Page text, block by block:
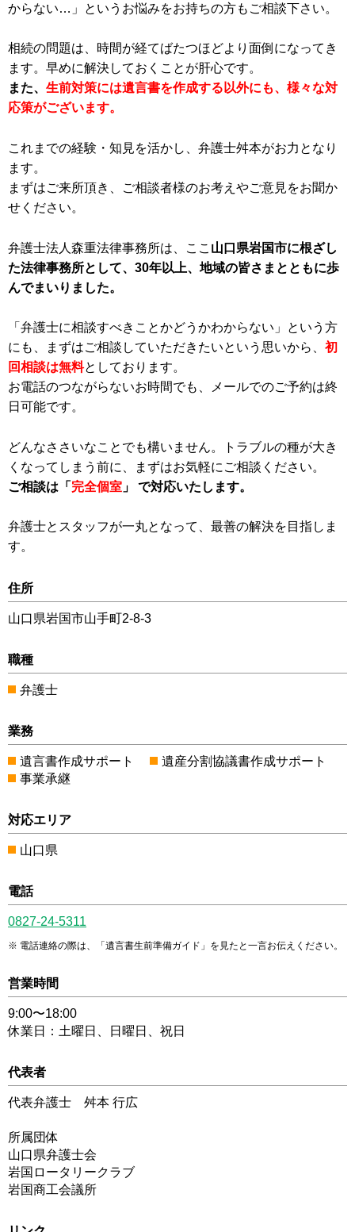
からない…」というお悩みをお持ちの方もご相談下さい。
相続の問題は、時間が経てばたつほどより面倒になってき
ます。早めに解決しておくことが肝心です。
また、 生前対策には遺言書を作成する以外にも、様々な対
応策がございます。
これまでの経験・知見を活かし、弁護士舛本がお力となり
ます。
まずはご来所頂き、ご相談者様のお考えやご意見をお聞か
せください。
弁護士法人森重法律事務所は、ここ 山口県岩国市に根ざし
た法律事務所として、30年以上、地域の皆さまとともに歩
んでまいりました。
「弁護士に相談すべきことかどうかわからない」という方
にも、まずはご相談していただきたいという思いから、 初
回相談は無料としております。
お電話のつながらないお時間でも、メールでのご予約は終
日可能です。
どんなささいなことでも構いません。トラブルの種が大き
くなってしまう前に、まずはお気軽にご相談ください。
ご相談は「 完全個室 」 で対応いたします。
弁護士とスタッフが一丸となって、最善の解決を目指しま
す。
住所
山口県岩国市山手町2-8-3
職種
弁護士
業務
遺言書作成サポート
遺産分割協議書作成サポート
事業承継
対応エリア
山口県
電話
0827-24-5311
電話連絡の際は、「遺言書生前準備ガイド」を見たと一言お伝えください。
営業時間
9:00〜18:00
休業日：土曜日、日曜日、祝日
代表者
代表弁護士 舛本 行広
所属団体
山口県弁護士会
岩国ロータリークラブ
岩国商工会議所